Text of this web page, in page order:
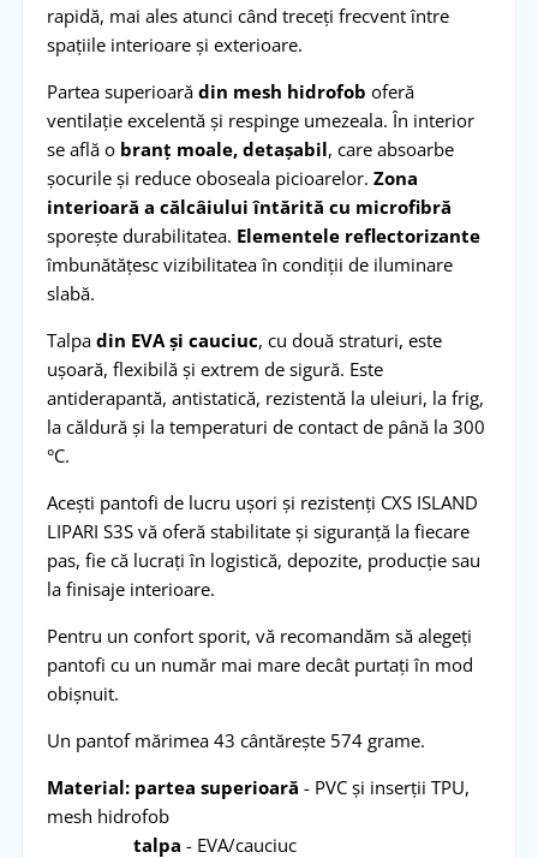
rapidă, mai ales atunci când treceți frecvent între
spațiile interioare și exterioare.
Partea superioară din mesh hidrofob oferă
ventilație excelentă și respinge umezeala. În interior
se află o branț moale, detașabil, care absoarbe
șocurile și reduce oboseala picioarelor. Zona
interioară a călcâiului întărită cu microfibră
sporește durabilitatea. Elementele reflectorizante
îmbunătățesc vizibilitatea în condiții de iluminare
slabă.
Talpa din EVA și cauciuc, cu două straturi, este
ușoară, flexibilă și extrem de sigură. Este
antiderapantă, antistatică, rezistentă la uleiuri, la frig,
la căldură și la temperaturi de contact de până la 300
°C.
Acești pantofi de lucru ușori și rezistenți CXS ISLAND
LIPARI S3S vă oferă stabilitate și siguranță la fiecare
pas, fie că lucrați în logistică, depozite, producție sau
la finisaje interioare.
Pentru un confort sporit, vă recomandăm să alegeți
pantofi cu un număr mai mare decât purtați în mod
obișnuit.
Un pantof mărimea 43 cântărește 574 grame.
Material: partea superioară - PVC și inserții TPU,
mesh hidrofob
talpa - EVA/cauciuc